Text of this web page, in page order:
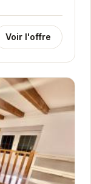
Voir l'offre